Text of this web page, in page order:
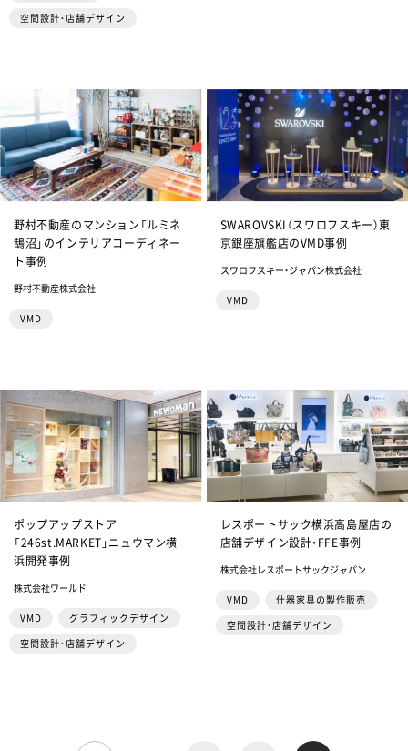
空間設計・店舗デザイン
野村不動産のマンション「ルミネ
鵠沼」のインテリアコーディネー
ト事例
野村不動産株式会社
VMD
SWAROVSKI（スワロフスキー）東
京銀座旗艦店のVMD事例
スワロフスキー・ジャパン株式会社
VMD
ポップアップストア
「246st.MARKET」ニュウマン横
浜開発事例
株式会社ワールド
VMD
グラフィックデザイン
空間設計・店舗デザイン
レスポートサック横浜高島屋店の
店舗デザイン設計・FFE事例
株式会社レスポートサックジャパン
VMD
什器家具の製作販売
空間設計・店舗デザイン